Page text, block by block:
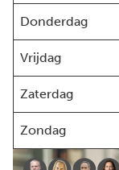
Donderdag
Vrijdag
Zaterdag
Zondag